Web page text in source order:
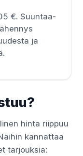
€. Suuntaa-
ja
hinta riippuu
kannattaa
tarjouksia: